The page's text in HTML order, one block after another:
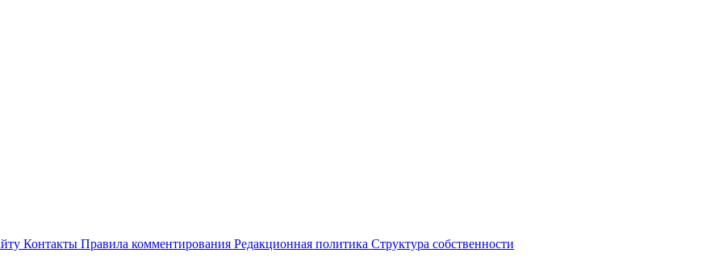
Контакты Правила комментирования Редакционная политика Структура собственности